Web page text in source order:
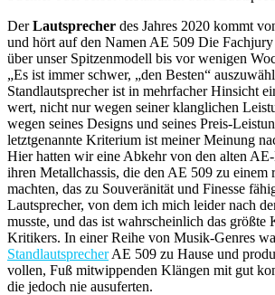
DerLautsprecher des Jahres 2020 kommt
und hört auf den Namen AE 509 Die
über unser Spitzenmodell bis vor wenigen
„Es ist immer schwer, „den Besten“
Standlautsprecher ist in mehrfacher Hinsicht
wert, nicht nur wegen seiner klanglichen
wegen seines Designs und seines Preis-
letztgenannte Kriterium ist meiner Meinung
Hier hatten wir eine Abkehr von den alten
ihren Metallchassis, die den AE 509 zu einem
machten, das zu Souveränität und Finesse
Lautsprecher, von dem ich mich leider nach
musste, und das ist wahrscheinlich das größte
Kritikers. In einer Reihe von Musik-Genres
StandlautsprecherAE 509 zu Hause und
vollen, Fuß mitwippenden Klängen mit gut
die jedoch nie ausuferten.